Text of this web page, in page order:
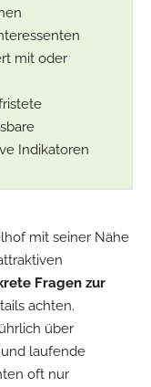
mit oder
Indikatoren
mit seiner Nähe
Fragen zur
achten.
über
laufende
oft nur